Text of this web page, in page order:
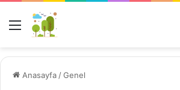
Menü
Anasayfa /Genel